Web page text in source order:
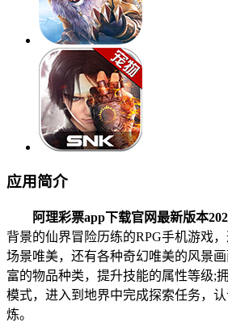
应用简介
阿理彩票app下载官网最新版本
背景的仙界冒险历练的RPG手机游戏
场景唯美，还有各种奇幻唯美的风景
富的物品种类，提升技能的属性等级;
模式，进入到地界中完成探索任务，
炼。